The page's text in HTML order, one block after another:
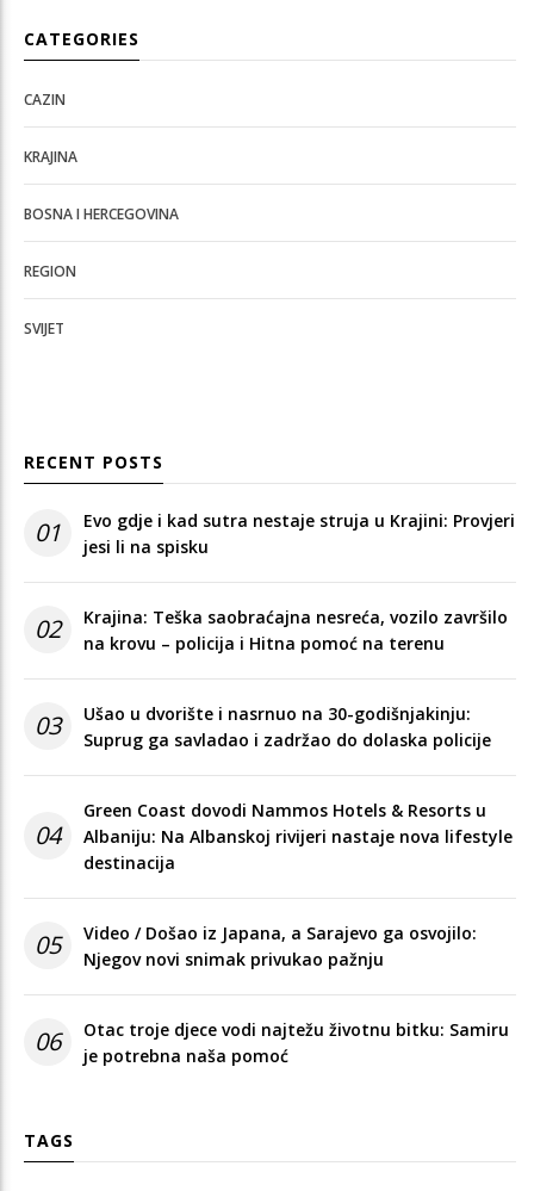
CATEGORIES
CAZIN
KRAJINA
BOSNA I HERCEGOVINA
REGION
SVIJET
RECENT POSTS
01
Evo gdje i kad sutra nestaje struja u Krajini: Provjeri
jesi li na spisku
02
Krajina: Teška saobraćajna nesreća, vozilo završilo
na krovu – policija i Hitna pomoć na terenu
03
Ušao u dvorište i nasrnuo na 30-godišnjakinju:
Suprug ga savladao i zadržao do dolaska policije
04
Green Coast dovodi Nammos Hotels & Resorts u
Albaniju: Na Albanskoj rivijeri nastaje nova lifestyle
destinacija
05
Video / Došao iz Japana, a Sarajevo ga osvojilo:
Njegov novi snimak privukao pažnju
06
Otac troje djece vodi najtežu životnu bitku: Samiru
je potrebna naša pomoć
TAGS